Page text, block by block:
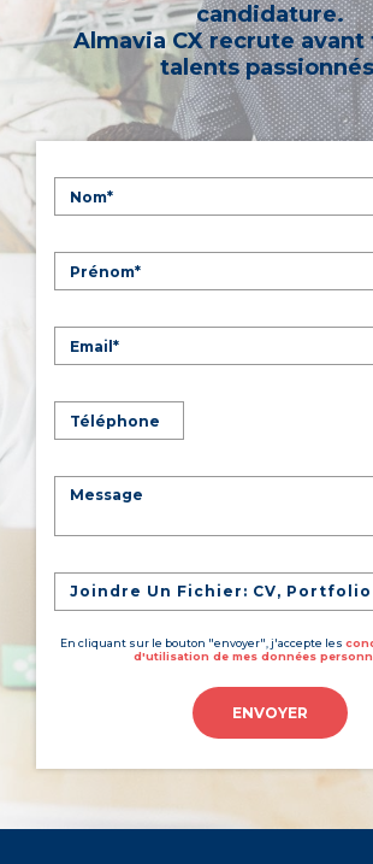
candidature.
Almavia CX recrute
talents
Joindre Un Fichier: CV, Portfolio
En cliquant sur le bouton "envoyer", j'accepte les
d'utilisation de mes données
ENVOYER